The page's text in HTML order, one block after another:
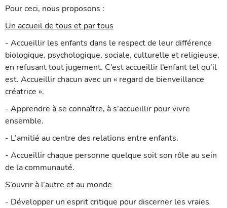
Pour ceci, nous proposons :
Un accueil de tous et par tous
- Accueillir les enfants dans le respect de leur différence
biologique, psychologique, sociale, culturelle et religieuse,
en refusant tout jugement. C’est accueillir l’enfant tel qu’il
est. Accueillir chacun avec un « regard de bienveillance
créatrice ».
- Apprendre à se connaître, à s’accueillir pour vivre
ensemble.
- L’amitié au centre des relations entre enfants.
- Accueillir chaque personne quelque soit son rôle au sein
de la communauté.
S’ouvrir à l’autre et au monde
- Développer un esprit critique pour discerner les vraies